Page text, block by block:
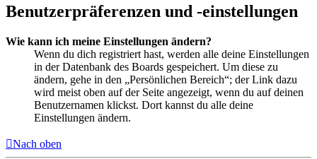
Benutzerpräferenzen und -einstellungen
Wie kann ich meine Einstellungen ändern?
Wenn du dich registriert hast, werden alle deine Einstellungen
in der Datenbank des Boards gespeichert. Um diese zu
ändern, gehe in den „Persönlichen Bereich“; der Link dazu
wird meist oben auf der Seite angezeigt, wenn du auf deinen
Benutzernamen klickst. Dort kannst du alle deine
Einstellungen ändern.
Nach oben